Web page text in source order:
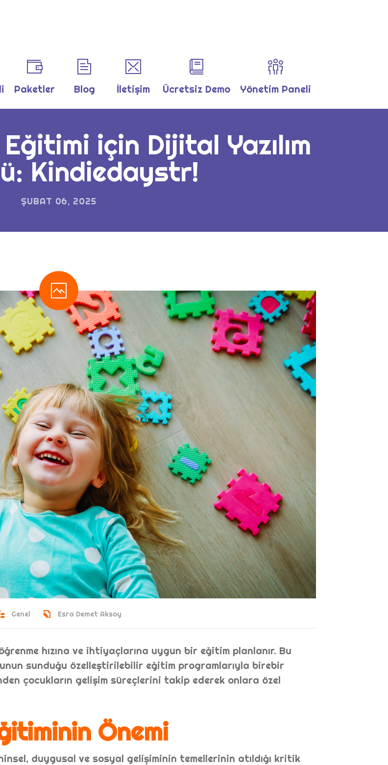
Paketler Blog İletişim Ücretsiz Demo Yönetim Paneli
için Dijital Yazılım
Kindiedaystr!
ŞUBAT 06, 2025
Genel Esra Demet Aksoy
hızına ve ihtiyaçlarına uygun bir eğitim planlanır. Bu
sunduğu özelleştirilebilir eğitim programlarıyla birebir
çocukların gelişim süreçlerini takip ederek onlara özel
Önemi
duygusal ve sosyal gelişiminin temellerinin atıldığı kritik